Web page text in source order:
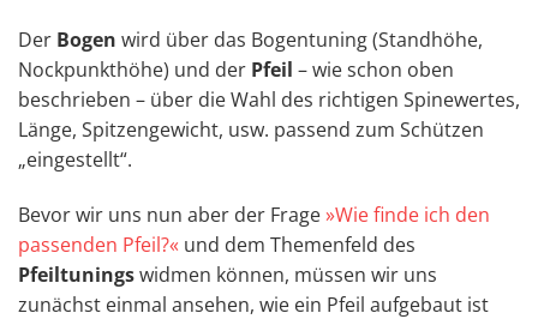
Der Bogen wird über das Bogentuning (Standhöhe,
Nockpunkthöhe) und der Pfeil – wie schon oben
beschrieben – über die Wahl des richtigen Spinewertes,
Länge, Spitzengewicht, usw. passend zum Schützen
„eingestellt“.
Bevor wir uns nun aber der Frage»Wie finde ich den
passenden Pfeil?« und dem Themenfeld des
Pfeiltuningswidmen können, müssen wir uns
zunächst einmal ansehen, wie ein Pfeil aufgebaut ist